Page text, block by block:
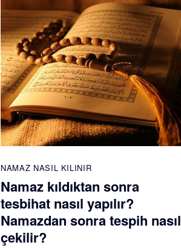
NAMAZ NASIL KILINIR
Namaz kıldıktan sonra
tesbihat nasıl yapılır?
Namazdan sonra tespih nasıl
çekilir?